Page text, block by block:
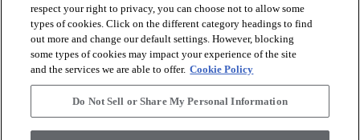
ONZE DIENSTEN
OVER ONS
respect your right to privacy, you can choose not to allow some
types of cookies. Click on the different category headings to find
out more and change our default settings. However, blocking
some types of cookies may impact your experience of the site
and the services we are able to offer. Cookie Policy
Do Not Sell or Share My Personal Information